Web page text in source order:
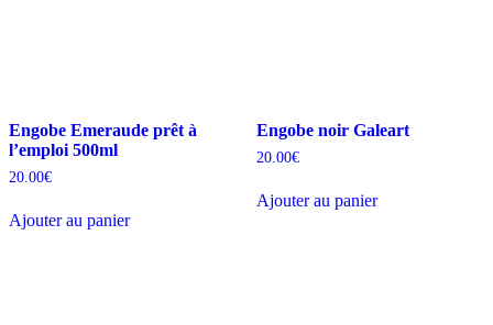
Engobe Emeraude prêt à
l’emploi 500ml
20.00€
Ajouter au panier
Engobe noir Galeart
20.00€
Ajouter au panier